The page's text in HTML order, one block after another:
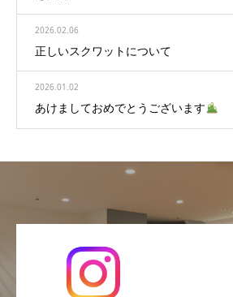
2026.02.06
正しいスクワットについて
2026.01.02
あけましておめでとうございます